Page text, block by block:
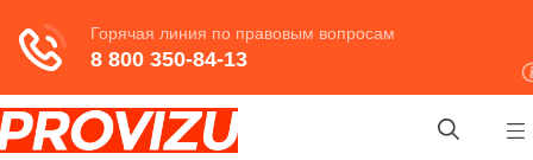
Перейти
к